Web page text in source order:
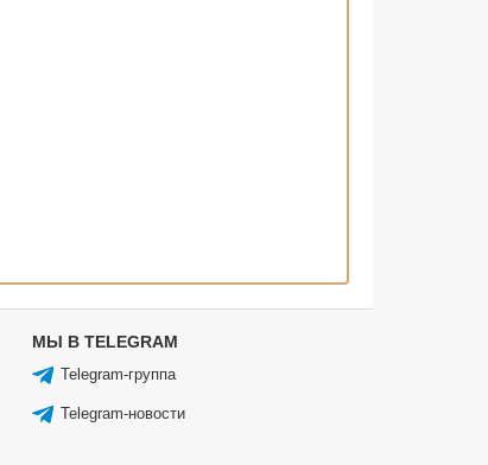
МЫ В TELEGRAM
Telegram-группа
Telegram-новости